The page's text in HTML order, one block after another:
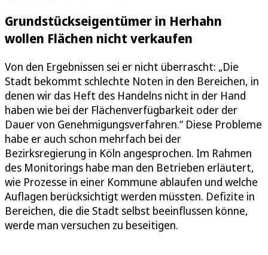
Grundstückseigentümer in Herhahn
wollen Flächen nicht verkaufen
Von den Ergebnissen sei er nicht überrascht: „Die
Stadt bekommt schlechte Noten in den Bereichen, in
denen wir das Heft des Handelns nicht in der Hand
haben wie bei der Flächenverfügbarkeit oder der
Dauer von Genehmigungsverfahren.“ Diese Probleme
habe er auch schon mehrfach bei der
Bezirksregierung in Köln angesprochen. Im Rahmen
des Monitorings habe man den Betrieben erläutert,
wie Prozesse in einer Kommune ablaufen und welche
Auflagen berücksichtigt werden müssten. Defizite in
Bereichen, die die Stadt selbst beeinflussen könne,
werde man versuchen zu beseitigen.